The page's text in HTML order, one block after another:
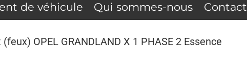
de véhicule Qui sommes-nous Contact
OPEL GRANDLAND X 1 PHASE 2 Essence